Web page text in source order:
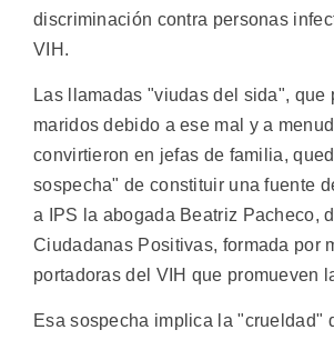
discriminación contra personas
VIH.
Las llamadas "viudas del sida", que
maridos debido a ese mal y a
convirtieron en jefas de familia,
sospecha" de constituir una fuente
a IPS la abogada Beatriz Pacheco,
Ciudadanas Positivas, formada por
portadoras del VIH que promueven
Esa sospecha implica la "crueldad"